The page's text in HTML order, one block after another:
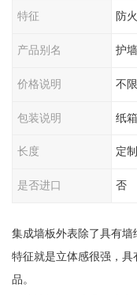
特征 防
产品别名 护
价格说明 不限
包装说明 纸
长度 定制
是否进口 否
集成墙板外表除了具有
特征就是立体感很强，
品。